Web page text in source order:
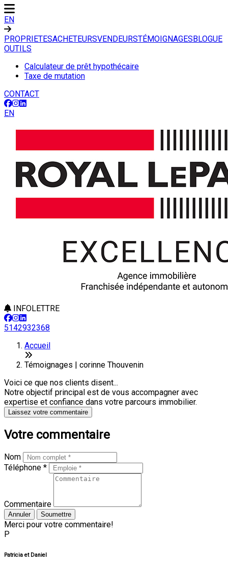
EN
PROPRIETESACHETEURSVENDEURSTÉMOIGNAGESBLOGUE
OUTILS
Calculateur de prêt hypothécaire
Taxe de mutation
CONTACT
EN
INFOLETTRE
5142932368
Accueil
Témoignages | corinne Thouvenin
Voici ce que nos clients disent...
Notre objectif principal est de vous accompagner avec
expertise et confiance dans votre parcours immobilier.
Laissez votre commentaire
Votre commentaire
Nom
Téléphone *
Commentaire
Annuler Soumettre
Merci pour votre commentaire!
P
Patricia et Daniel